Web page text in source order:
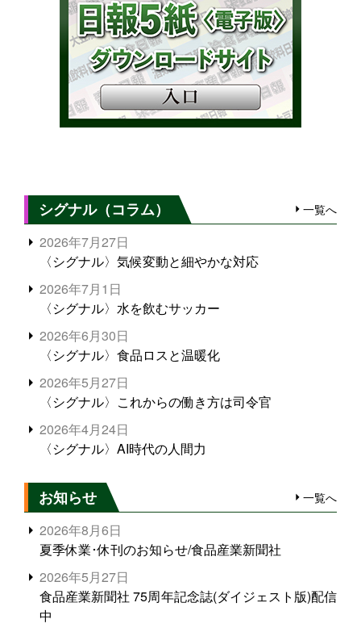
シグナル（コラム） 一覧へ
2026年7月27日
〈シグナル〉気候変動と細やかな対応
2026年7月1日
〈シグナル〉水を飲むサッカー
2026年6月30日
〈シグナル〉食品ロスと温暖化
2026年5月27日
〈シグナル〉これからの働き方は司令官
2026年4月24日
〈シグナル〉AI時代の人間力
お知らせ 一覧へ
2026年8月6日
夏季休業･休刊のお知らせ/食品産業新聞社
2026年5月27日
食品産業新聞社 75周年記念誌(ダイジェスト版)配信
中